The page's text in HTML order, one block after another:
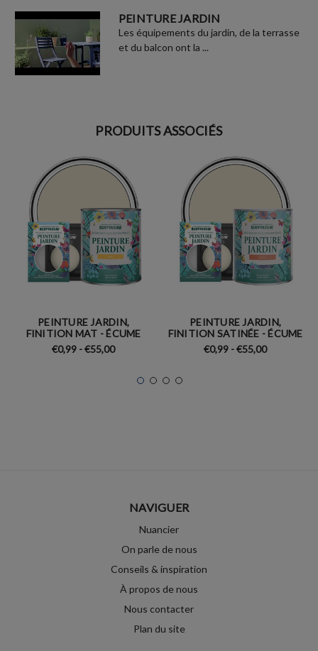
PEINTURE JARDIN
Les équipements du jardin, de la terrasse
et du balcon ont la ...
PRODUITS ASSOCIÉS
PEINTURE JARDIN,
FINITION MAT - ÉCUME
€0,99 - €55,00
PEINTURE JARDIN,
FINITION SATINÉE - ÉCUME
€0,99 - €55,00
NAVIGUER
Nuancier
On parle de nous
Conseils & inspiration
À propos de nous
Nous contacter
Plan du site